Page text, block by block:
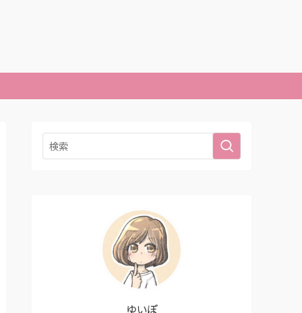
ゆいぽ